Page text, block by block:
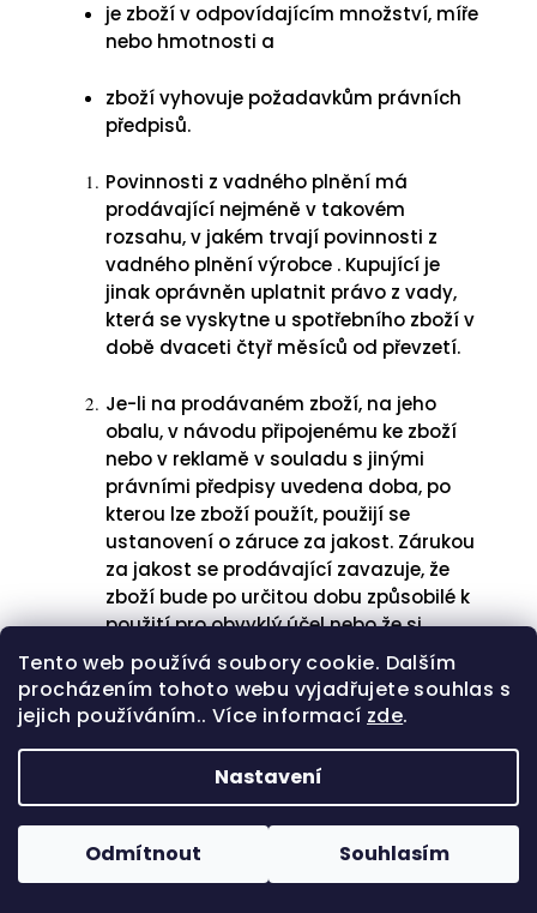
Tento web používá soubory cookie. Dalším
procházením tohoto webu vyjadřujete souhlas s
jejich používáním.. Více informací zde.
Nastavení
Odmítnout Souhlasím
je zboží v odpovídajícím množství, míře
nebo hmotnosti a
zboží vyhovuje požadavkům právních
předpisů.
Povinnosti z vadného plnění má
prodávající nejméně v takovém
rozsahu, v jakém trvají povinnosti z
vadného plnění výrobce . Kupující je
jinak oprávněn uplatnit právo z vady,
která se vyskytne u spotřebního zboží v
době dvaceti čtyř měsíců od převzetí.
Je-li na prodávaném zboží, na jeho
obalu, v návodu připojenému ke zboží
nebo v reklamě v souladu s jinými
právními předpisy uvedena doba, po
kterou lze zboží použít, použijí se
ustanovení o záruce za jakost. Zárukou
za jakost se prodávající zavazuje, že
zboží bude po určitou dobu způsobilé k
použití pro obvyklý účel nebo že si
zachová obvyklé vlastnosti. Vytkl-li
kupující prodávajícímu vadu zboží
oprávněně, neběží lhůta pro uplatnění
doba po dobu, po kterou nemůže
kupující vadné zboží užívat.
Ustanovení uvedená v předchozím
odstavci obchodních podmínek se